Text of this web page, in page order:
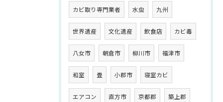
カビ取り専門業者 水虫 九州
世界遺産 文化遺産 飲食店 カビ毒
八女市 朝倉市 柳川市 福津市
和室 畳 小郡市 寝室カビ
エアコン 直方市 京都郡 築上郡